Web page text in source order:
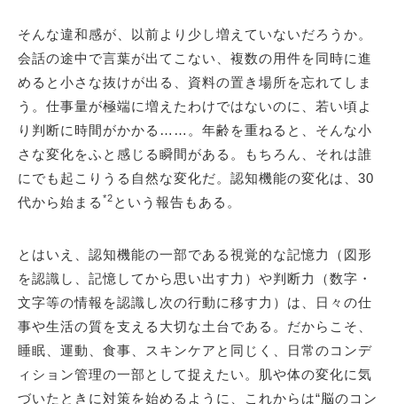
そんな違和感が、以前より少し増えていないだろうか。
会話の途中で言葉が出てこない、複数の用件を同時に進
めると小さな抜けが出る、資料の置き場所を忘れてしま
う。仕事量が極端に増えたわけではないのに、若い頃よ
り判断に時間がかかる……。年齢を重ねると、そんな小
さな変化をふと感じる瞬間がある。もちろん、それは誰
にでも起こりうる自然な変化だ。認知機能の変化は、30
代から始まる *2 という報告もある。
とはいえ、認知機能の一部である視覚的な記憶力（図形
を認識し、記憶してから思い出す力）や判断力（数字・
文字等の情報を認識し次の行動に移す力）は、日々の仕
事や生活の質を支える大切な土台である。だからこそ、
睡眠、運動、食事、スキンケアと同じく、日常のコンデ
ィション管理の一部として捉えたい。肌や体の変化に気
づいたときに対策を始めるように、これからは“脳のコン